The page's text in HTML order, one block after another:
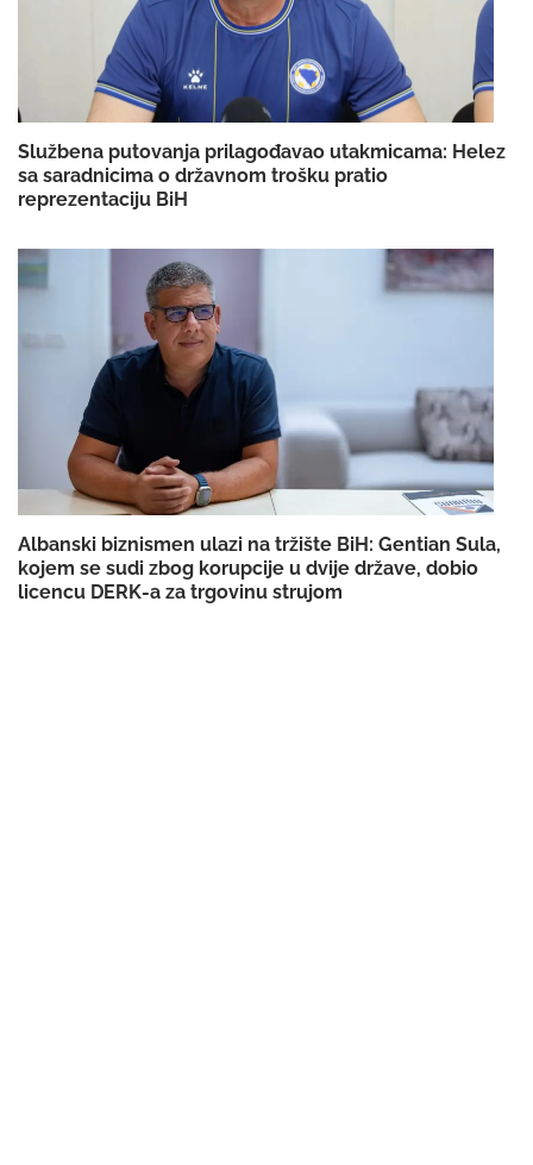
Službena putovanja prilagođavao utakmicama: Helez
sa saradnicima o državnom trošku pratio
reprezentaciju BiH
Albanski biznismen ulazi na tržište BiH: Gentian Sula,
kojem se sudi zbog korupcije u dvije države, dobio
licencu DERK-a za trgovinu strujom